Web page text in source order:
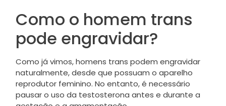
Como o homem trans
pode engravidar?
Como já vimos, homens trans podem engravidar
naturalmente, desde que possuam o aparelho
reprodutor feminino. No entanto, é necessário
pausar o uso da testosterona antes e durante a